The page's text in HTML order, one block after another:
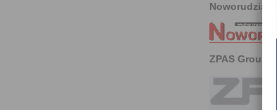
Noworudzianin
ZPAS Group